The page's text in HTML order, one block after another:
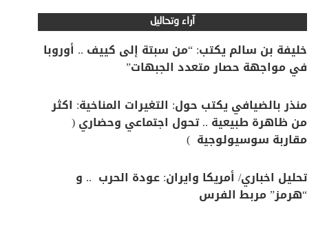
آراء وتحاليل
خليفة بن سالم يكتب: “من سبتة إلى كييف .. أوروبا
في مواجهة حصار متعدد الجبهات”
منذر بالضيافي يكتب حول: التغيرات المناخية: اكثر
من ظاهرة طبيعية .. تحول اجتماعي وحضاري (
مقاربة سوسيولوجية )
تحليل اخباري/ أمريكا وايران: عودة الحرب .. و
“هرمز” مربط الفرس